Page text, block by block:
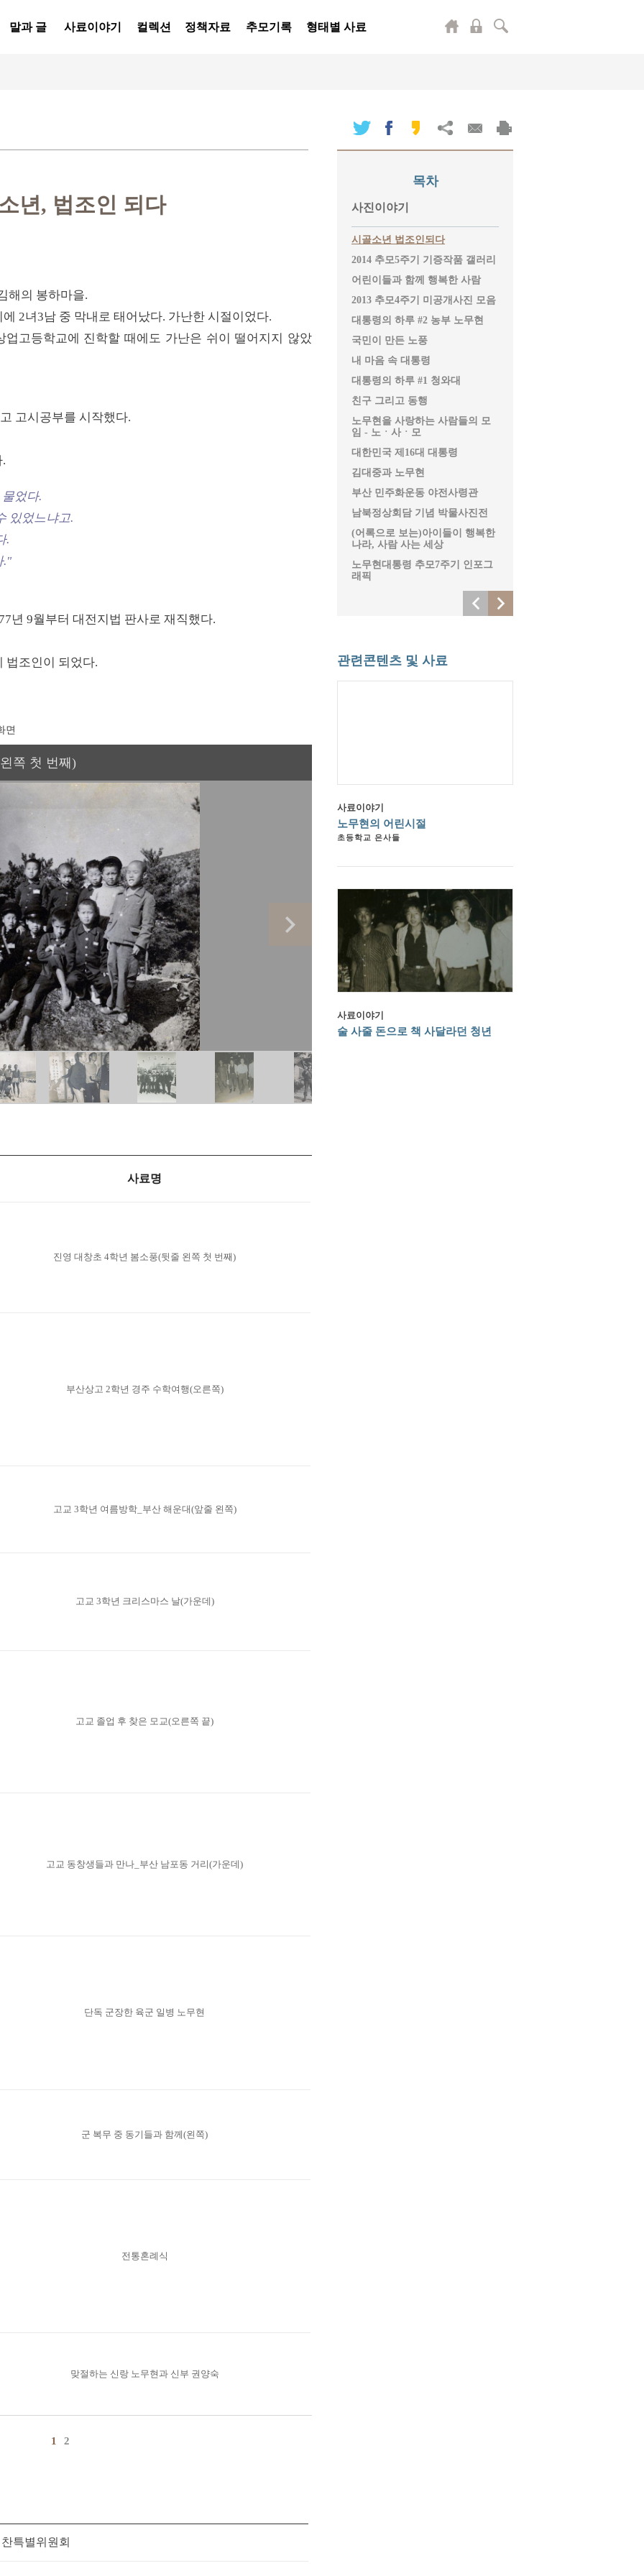
말과 글 사료이야기 컬렉션 정책자료 추모기록 형태별 사료
년, 법조인 되다
해의 봉하마을.
2녀3남 중 막내로 태어났다. 가난한 시절이었다.
고등학교에 진학할 때에도 가난은 쉬이 떨어지지 않았
고시공부를 시작했다.
었다.
있었느냐고.
.
."
년 9월부터 대전지법 판사로 재직했다.
법조인이 되었다.
면
쪽 첫 번째)
사료명
진영 대창초 4학년 봄소풍(뒷줄 왼쪽 첫 번째)
부산상고 2학년 경주 수학여행(오른쪽)
고교 3학년 여름방학_부산 해운대(앞줄 왼쪽)
고교 3학년 크리스마스 날(가운데)
고교 졸업 후 찾은 모교(오른쪽 끝)
고교 동창생들과 만나_부산 남포동 거리(가운데)
단독 군장한 육군 일병 노무현
군 복무 중 동기들과 함께(왼쪽)
전통혼례식
맞절하는 신랑 노무현과 신부 권양숙
1 2
특별위원회
목차
사진이야기
시골소년 법조인되다
2014 추모5주기 기증작품 갤러리
어린이들과 함께 행복한 사람
2013 추모4주기 미공개사진 모음
대통령의 하루 #2 농부 노무현
국민이 만든 노풍
내 마음 속 대통령
대통령의 하루 #1 청와대
친구 그리고 동행
노무현을 사랑하는 사람들의 모
임 - 노ㆍ사ㆍ모
대한민국 제16대 대통령
김대중과 노무현
부산 민주화운동 야전사령관
남북정상회담 기념 박물사진전
(어록으로 보는)아이들이 행복한
나라, 사람 사는 세상
노무현대통령 추모7주기 인포그
래픽
관련콘텐츠 및 사료
사료이야기
노무현의 어린시절
초등학교 은사들
사료이야기
술 사줄 돈으로 책 사달라던 청년